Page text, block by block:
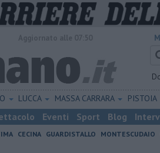
LUCCA MASSA CARRARA PISTOIA
Eventi Sport Blog
CECINA GUARDISTALLO MONTESCUDAIO